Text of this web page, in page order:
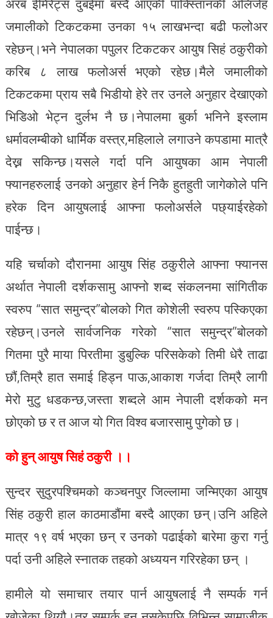
जमालीको टिकटकमा उनका १५ लाखभन्दा बढी फलोअर
रहेछन्।भने नेपालका पपुलर टिकटकर आयुष सिहं ठकुरीको
करिब ८ लाख फलोअर्स भएको रहेछ।मैले जमालीको
टिकटकमा प्राय सबै भिडीयो हेरे तर उनले अनुहार देखाएको
भिडिओ भेट्न दुर्लभ नै छ।नेपालमा बुर्का भनिने इस्लाम
धर्मावलम्बीको धार्मिक वस्त्र,महिलाले लगाउने कपडामा मात्रै
देख्न सकिन्छ।यसले गर्दा पनि आयुषका आम नेपाली
फ्यानहरुलाई उनको अनुहार हेर्न निकै हुतहुती जागेकोले पनि
हरेक दिन आयुषलाई आफ्ना फलोअर्सले पछ्याईरहेको
पाईन्छ।
यहि चर्चाको दौरानमा आयुष सिंह ठकुरीले आफ्ना फ्यानस
अर्थात नेपाली दर्शकसामु आफ्नो शब्द संकलनमा सांगितीक
स्वरुप “सात समुन्द्र”बोलको गित कोशेली स्वरुप पस्किएका
रहेछन्।उनले सार्वजनिक गरेको “सात समुन्द्र”बोलको
गितमा पुरै माया पिरतीमा डुबुल्कि परिसकेको तिमी धेरै ताढा
छौं,तिम्रै हात समाई हिड्न पाऊ,आकाश गर्जदा तिम्रै लागी
मेरो मुटु धडकन्छ,जस्ता शब्दले आम नेपाली दर्शकको मन
छोएको छ र त आज यो गित विश्व बजारसामु पुगेको छ।
को हुन् आयुष सिहं ठकुरी ।।
सुन्दर सुदुरपश्चिमको कञ्चनपुर जिल्लामा जन्मिएका आयुष
सिंह ठकुरी हाल काठमाडौंमा बस्दै आएका छन्।उनि अहिले
मात्र १९ वर्ष भएका छन् र उनको पढाईको बारेमा कुरा गर्नु
पर्दा उनी अहिले स्नातक तहको अध्ययन गरिरहेका छन् ।
हामीले यो समाचार तयार पार्न आयुषलाई नै सम्पर्क गर्न